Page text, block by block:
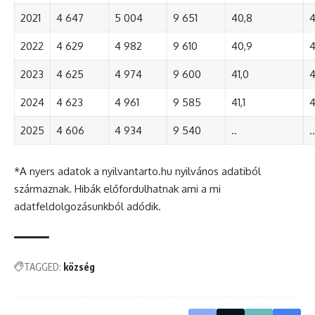
2021 4 647 5 004 9 651 40,8
2022 4 629 4 982 9 610 40,9
2023 4 625 4 974 9 600 41,0
2024 4 623 4 961 9 585 41,1
2025 4 606 4 934 9 540 .. ..
*A nyers adatok a nyilvantarto.hu nyilvános adatiból
származnak. Hibák előfordulhatnak ami a mi
adatfeldolgozásunkból adódik.
TAGGED: község